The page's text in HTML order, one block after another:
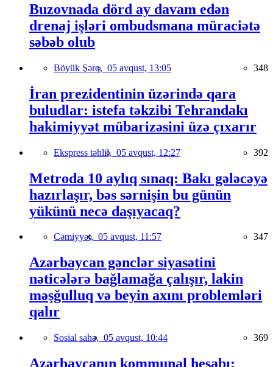
Buzovnada dörd ay davam edən
drenaj işləri ombudsmana müraciətə
səbəb olub
Böyük Şərq, 05 avqust, 13:05 348
İran prezidentinin üzərində qara
buludlar: istefa təkzibi Tehrandakı
hakimiyyət mübarizəsini üzə çıxarır
Ekspress təhlil, 05 avqust, 12:27 392
Metroda 10 aylıq sınaq: Bakı gələcəyə
hazırlaşır, bəs sərnişin bu günün
yükünü necə daşıyacaq?
Cəmiyyət, 05 avqust, 11:57 347
Azərbaycan gənclər siyasətini
nəticələrə bağlamağa çalışır, lakin
məşğulluq və beyin axını problemləri
qalır
Sosial sahə, 05 avqust, 10:44 369
Azərbaycanın kommunal hesabı: